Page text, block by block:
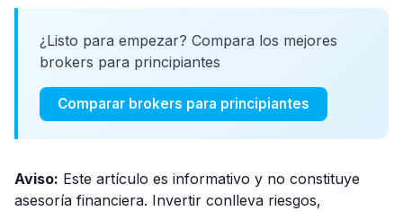
¿Listo para empezar? Compara los mejores
brokers para principiantes
Comparar brokers para principiantes
Aviso: Este artículo es informativo y no constituye
asesoría financiera. Invertir conlleva riesgos,